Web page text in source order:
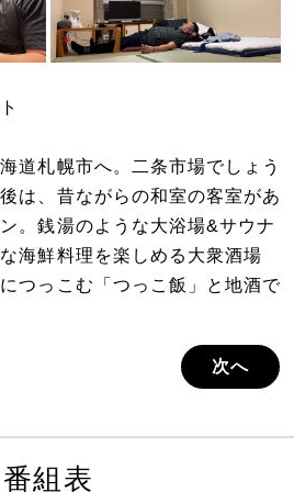
道札幌市へ。二条市場でしょう
は、昔ながらの和室の客室があ
。銭湯のような大浴場&サウナ
海鮮料理を楽しめる大衆酒場
つっこむ「つっこ飯」と地酒で
次へ
番組表